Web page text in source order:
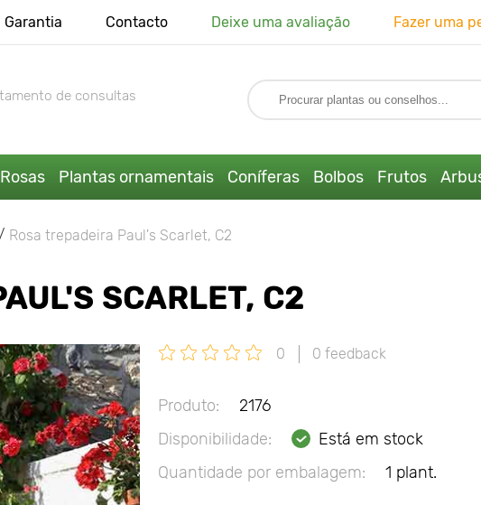
Garantia Contacto Deixe uma avaliação Fazer uma
de consultas
Rosas Plantas ornamentais Coníferas Bolbos Frutos
Rosa trepadeira Paul's Scarlet, C2
SCARLET, C2
0 0 feedback
Produto:
2176
Disponibilidade:
Está em stock
Quantidade por embalagem:
1 plant.